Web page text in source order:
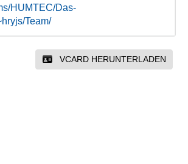
HUMTEC/Das-
Team/
VCARD HERUNTERLADEN